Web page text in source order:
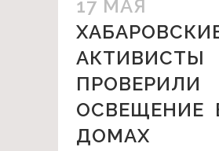
17 МАЯ
АКТИВИСТЫ
ПРОВЕРИЛИ
ОСВЕЩЕНИЕ
ДОМАХ